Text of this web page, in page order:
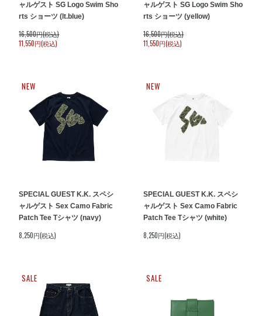
ャルゲスト SG Logo Swim Sho
rts ショーツ (lt.blue)
16,500円(税込)
11,550円(税込)
ャルゲスト SG Logo Swim Sho
rts ショーツ (yellow)
16,500円(税込)
11,550円(税込)
NEW
SPECIAL GUEST K.K. スペシ
ャルゲスト Sex Camo Fabric
Patch Tee Tシャツ (navy)
8,250円(税込)
NEW
SPECIAL GUEST K.K. スペシ
ャルゲスト Sex Camo Fabric
Patch Tee Tシャツ (white)
8,250円(税込)
SALE SALE